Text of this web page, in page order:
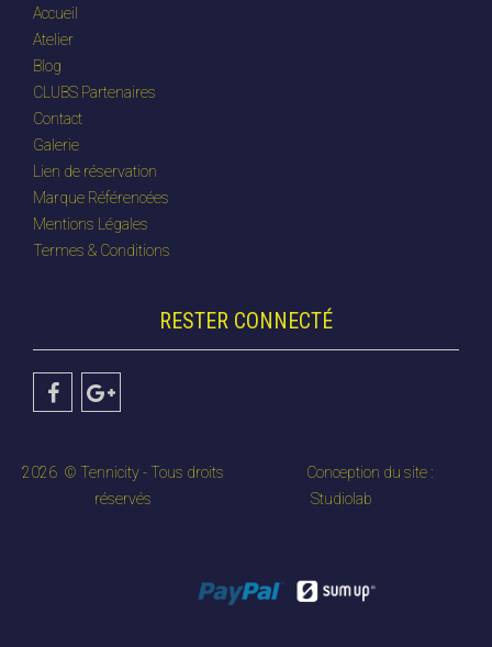
Accueil
Atelier
Blog
CLUBS Partenaires
Contact
Galerie
Lien de réservation
Marque Référencées
Mentions Légales
Termes & Conditions
RESTER CONNECTÉ
2026 © Tennicity - Tous droits
réservés
Conception du site :
Studiolab